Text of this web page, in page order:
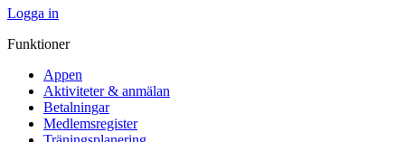
Logga in
Funktioner
Appen
Aktiviteter & anmälan
Betalningar
Medlemsregister